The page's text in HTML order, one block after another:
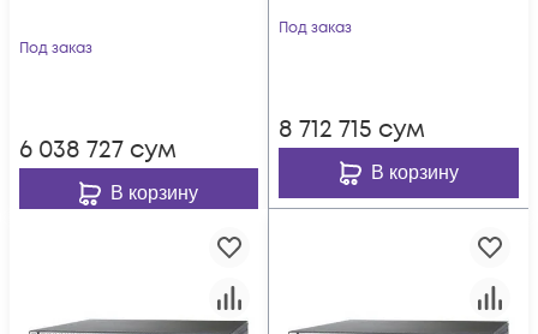
Под заказ
6 038 727 сум
В корзину
Под заказ
8 712 715 сум
В корзину